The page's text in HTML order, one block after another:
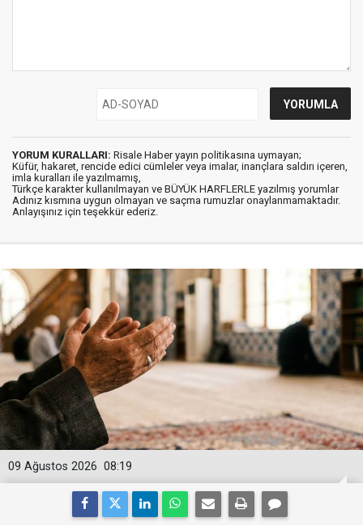
YORUM KURALLARI: Risale Haber yayın politikasına uymayan;
Küfür, hakaret, rencide edici cümleler veya imalar, inançlara saldırı içeren,
imla kuralları ile yazılmamış,
Türkçe karakter kullanılmayan ve BÜYÜK HARFLERLE yazılmış yorumlar
Adınız kısmına uygun olmayan ve saçma rumuzlar onaylanmamaktadır.
Anlayışınız için teşekkür ederiz.
08:19
09 Ağustos 2026